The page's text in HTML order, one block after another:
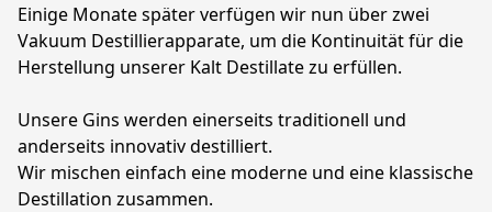
Einige Monate später verfügen wir nun über zwei
Vakuum Destillierapparate, um die Kontinuität für die
Herstellung unserer Kalt Destillate zu erfüllen.
Unsere Gins werden einerseits traditionell und
anderseits innovativ destilliert.
Wir mischen einfach eine moderne und eine klassische
Destillation zusammen.